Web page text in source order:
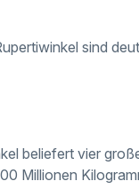
sind
beliefert vier
Millionen